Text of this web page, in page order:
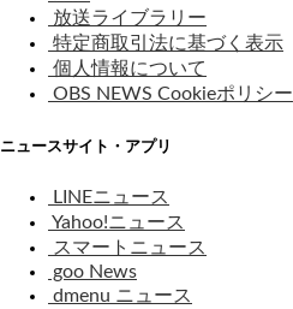
放送ライブラリー
特定商取引法に基づく表示
個人情報について
OBS NEWS Cookieポリシー
ニュースサイト・アプリ
LINEニュース
Yahoo!ニュース
スマートニュース
goo News
dmenu ニュース